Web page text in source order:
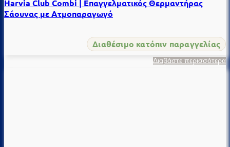
Harvia Club Combi | Επαγγελματικός Θερμαντήρας
Σάουνας με Ατμοπαραγωγό
Διαθέσιμο κατόπιν παραγγελίας
Διαβάστε περισσότερα